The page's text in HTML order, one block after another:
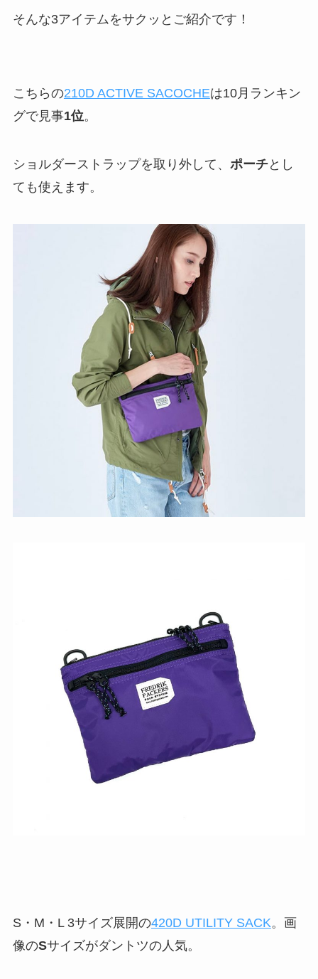
そんな3アイテムをサクッとご紹介です！
こちらの210D ACTIVE SACOCHEは10月ランキン
グで見事1位。
ショルダーストラップを取り外して、 ポーチとし
ても使えます。
S・M・L 3サイズ展開の420D UTILITY SACK。画
像のSサイズがダントツの人気。